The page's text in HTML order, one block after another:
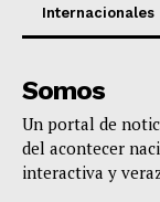
Internacionales
Somos
Un portal de
del acontecer
interactiva y